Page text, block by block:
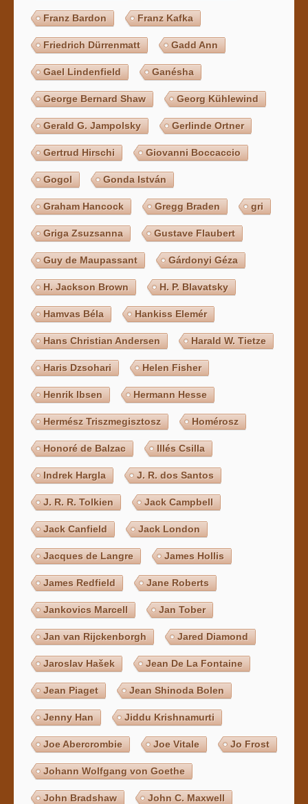
Franz Bardon Franz Kafka
Friedrich Dürrenmatt Gadd Ann
Gael Lindenfield Ganésha
George Bernard Shaw Georg Kühlewind
Gerald G. Jampolsky Gerlinde Ortner
Gertrud Hirschi Giovanni Boccaccio
Gogol Gonda István
Graham Hancock Gregg Braden gri
Griga Zsuzsanna Gustave Flaubert
Guy de Maupassant Gárdonyi Géza
H. Jackson Brown H. P. Blavatsky
Hamvas Béla Hankiss Elemér
Hans Christian Andersen Harald W. Tietze
Haris Dzsohari Helen Fisher
Henrik Ibsen Hermann Hesse
Hermész Triszmegisztosz Homérosz
Honoré de Balzac Illés Csilla
Indrek Hargla J. R. dos Santos
J. R. R. Tolkien Jack Campbell
Jack Canfield Jack London
Jacques de Langre James Hollis
James Redfield Jane Roberts
Jankovics Marcell Jan Tober
Jan van Rijckenborgh Jared Diamond
Jaroslav Hašek Jean De La Fontaine
Jean Piaget Jean Shinoda Bolen
Jenny Han Jiddu Krishnamurti
Joe Abercrombie Joe Vitale Jo Frost
Johann Wolfgang von Goethe
John Bradshaw John C. Maxwell